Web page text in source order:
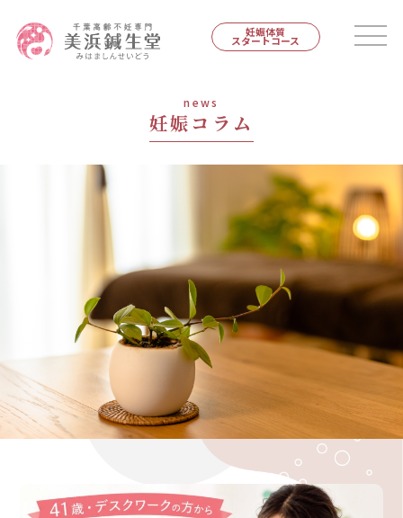
妊娠体質
スタートコース
080-4461-1473
妊娠コラム
news